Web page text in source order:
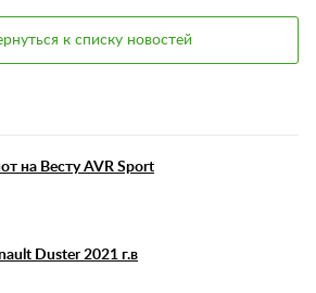
к списку новостей
на Весту AVR Sport
Duster 2021 г.в